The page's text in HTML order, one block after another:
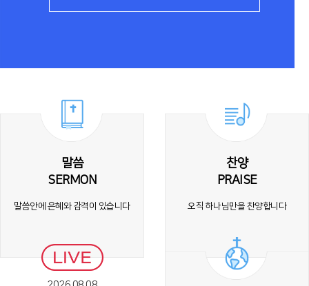
말씀
SERMON
말씀안에 은혜와 감격이 있습니다
찬양
PRAISE
오직 하나님만을 찬양합니다